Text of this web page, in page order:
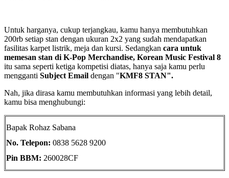
Untuk harganya, cukup terjangkau, kamu hanya membutuhkan
200rb setiap stan dengan ukuran 2x2 yang sudah mendapatkan
fasilitas karpet listrik, meja dan kursi. Sedangkan cara untuk
memesan stan di K-Pop Merchandise, Korean Music Festival 8
itu sama seperti ketiga kompetisi diatas, hanya saja kamu perlu
mengganti Subject Email dengan "KMF8 STAN".
Nah, jika dirasa kamu membutuhkan informasi yang lebih detail,
kamu bisa menghubungi:
Bapak Rohaz Sabana
No. Telepon: 0838 5628 9200
Pin BBM: 260028CF